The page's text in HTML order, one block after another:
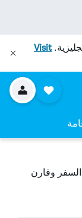
Visit
وقارن